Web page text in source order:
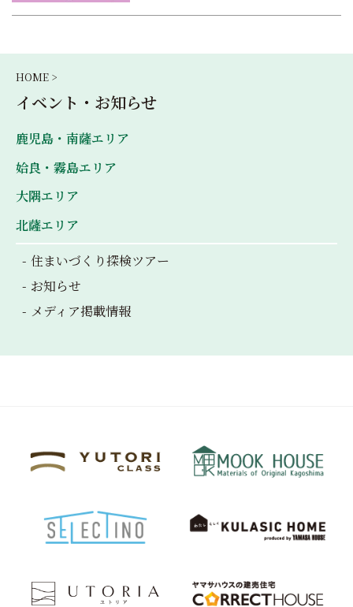
HOME >
イベント・お知らせ
鹿児島・南薩エリア
姶良・霧島エリア
大隅エリア
北薩エリア
住まいづくり探検ツアー
お知らせ
メディア掲載情報